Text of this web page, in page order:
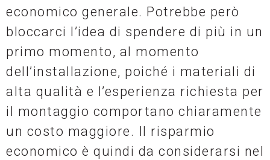
economico generale. Potrebbe però
bloccarci l’idea di spendere di più in un
primo momento, al momento
dell’installazione, poiché i materiali di
alta qualità e l’esperienza richiesta per
il montaggio comportano chiaramente
un costo maggiore. Il risparmio
economico è quindi da considerarsi nel